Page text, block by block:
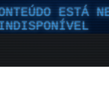
ESTÁ
INDISPONÍVEL